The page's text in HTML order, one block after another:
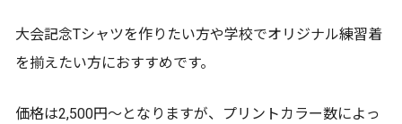
大会記念Tシャツを作りたい方や学校でオリジナル練習着
を揃えたい方におすすめです。
価格は2,500円～となりますが、プリントカラー数によっ